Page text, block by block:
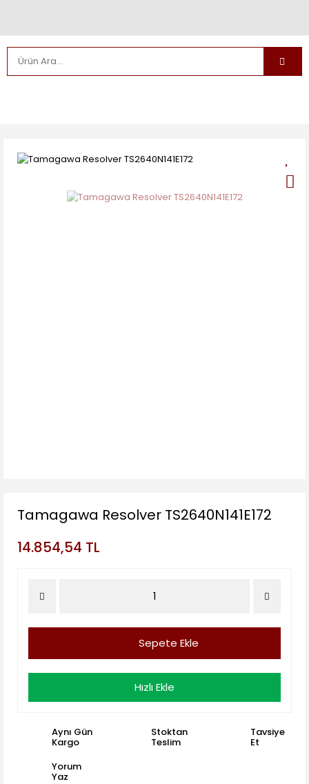
Tamagawa Resolver TS2640N141E172
14.854,54 TL
Sepete Ekle
Hızlı Ekle
Aynı Gün
Kargo
Stoktan
Teslim
Tavsiye
Et
Yorum
Yaz